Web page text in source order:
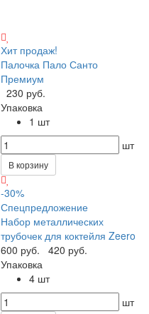
Хит продаж!
Палочка Пало Санто
Премиум
230 руб.
Упаковка
1 шт
шт
В корзину
-30%
Спецпредложение
Набор металлических
трубочек для коктейля Zeero
600 руб.
420 руб.
Упаковка
4 шт
шт